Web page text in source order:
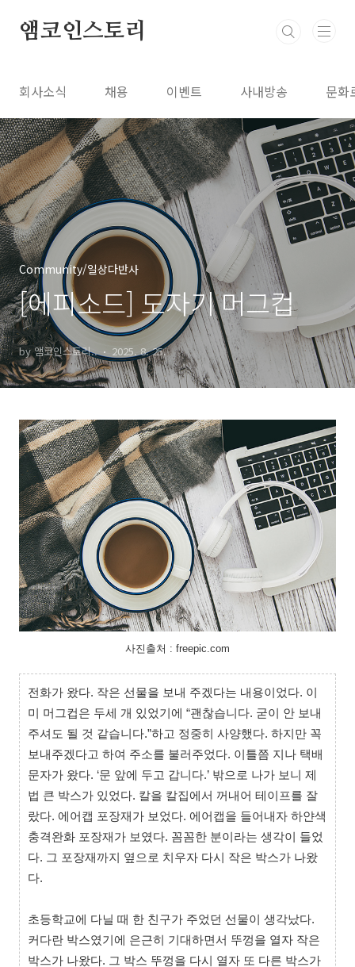
앰코인스토리
회사소식 채용 이벤트 사내방송 문화
Community/일상다반사
[에피소드] 도자기 머그컵
by 앰코인스토리.. 2025. 8. 25.
사진출처 : freepic.com
전화가 왔다. 작은 선물을 보내 주겠다는 내용이었다. 이
미 머그컵은 두세 개 있었기에 “괜찮습니다. 굳이 안 보내
주셔도 될 것 같습니다.”하고 정중히 사양했다. 하지만 꼭
보내주겠다고 하여 주소를 불러주었다. 이틀쯤 지나 택배
문자가 왔다. ‘문 앞에 두고 갑니다.’ 밖으로 나가 보니 제
법 큰 박스가 있었다. 칼을 칼집에서 꺼내어 테이프를 잘
랐다. 에어캡 포장재가 보었다. 에어캡을 들어내자 하얀색
충격완화 포장재가 보였다. 꼼꼼한 분이라는 생각이 들었
다. 그 포장재까지 옆으로 치우자 다시 작은 박스가 나왔
다.
초등학교에 다닐 때 한 친구가 주었던 선물이 생각났다.
커다란 박스였기에 은근히 기대하면서 뚜껑을 열자 작은
박스가 나왔다. 그 박스 뚜껑을 다시 열자 또 다른 박스가